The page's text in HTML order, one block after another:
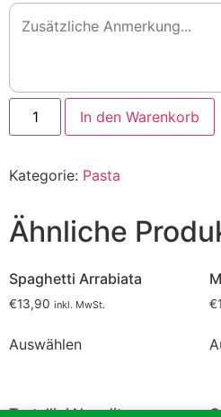
Spaghetti
Frutti
di
In den Warenkorb
Kategorie: Pasta
Ähnliche
Spaghetti Arrabiata
€13,90 inkl. MwSt.
Auswählen
€
Tortellini Napolitana